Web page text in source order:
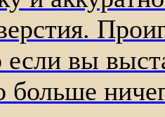
вы
больше